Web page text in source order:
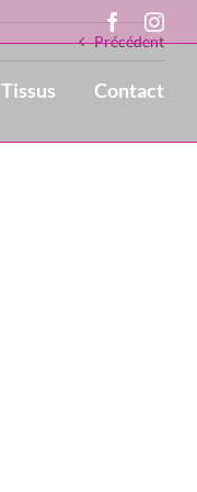
Facebook
Tissus Contact
Précédent